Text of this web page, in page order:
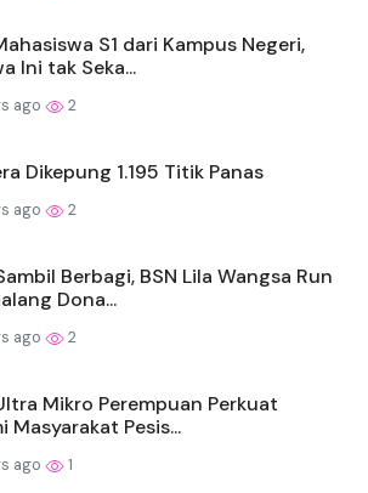
S1 dari Kampus Negeri,
Ini tak Seka...
ago 2
Dikepung 1.195 Titik Panas
ago 2
Berbagi, BSN Lila Wangsa Run
Dona...
ago 2
Mikro Perempuan Perkuat
Masyarakat Pesis...
ago 1